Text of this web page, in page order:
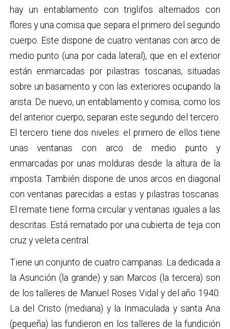
hay un entablamento con triglifos alternados con
flores y una cornisa que separa el primero del segundo
cuerpo. Este dispone de cuatro ventanas con arco de
medio punto (una por cada lateral), que en el exterior
están enmarcadas por pilastras toscanas, situadas
sobre un basamento y con las exteriores ocupando la
arista. De nuevo, un entablamento y cornisa, como los
del anterior cuerpo, separan este segundo del tercero.
El tercero tiene dos niveles: el primero de ellos tiene
unas ventanas con arco de medio punto y
enmarcadas por unas molduras desde la altura de la
imposta. También dispone de unos arcos en diagonal
con ventanas parecidas a estas y pilastras toscanas.
El remate tiene forma circular y ventanas iguales a las
descritas. Está rematado por una cubierta de teja con
cruz y veleta central.
Tiene un conjunto de cuatro campanas. La dedicada a
la Asunción (la grande) y san Marcos (la tercera) son
de los talleres de Manuel Roses Vidal y del año 1940.
La del Cristo (mediana) y la Inmaculada y santa Ana
(pequeña) las fundieron en los talleres de la fundición